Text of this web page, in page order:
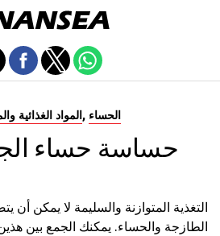
المواد الغذائية , الحساء
حساسة حساء
التغذية المتوازنة والسليمة لا يمكن
الطازجة والحساء. يمكنك الجمع بين